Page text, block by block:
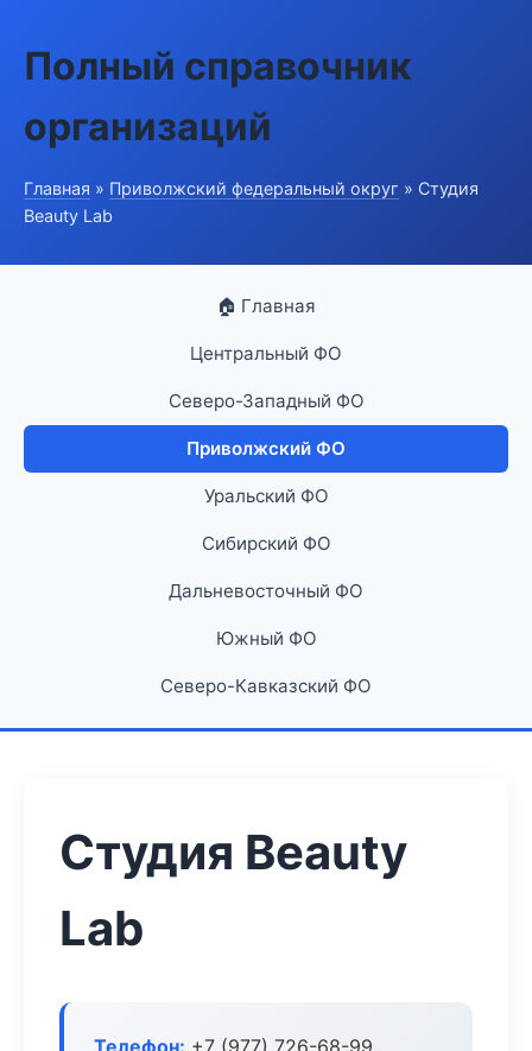
Полный справочник
организаций
Главная » Приволжский федеральный округ » Студия
Beauty Lab
🏠 Главная
Центральный ФО
Северо-Западный ФО
Приволжский ФО
Уральский ФО
Сибирский ФО
Дальневосточный ФО
Южный ФО
Северо-Кавказский ФО
Студия Beauty
Lab
Телефон: +7 (977) 726-68-99